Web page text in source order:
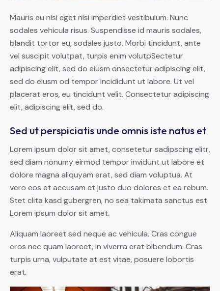
Mauris eu nisi eget nisi imperdiet vestibulum. Nunc
sodales vehicula risus. Suspendisse id mauris sodales,
blandit tortor eu, sodales justo. Morbi tincidunt, ante
vel suscipit volutpat, turpis enim volutpSectetur
adipiscing elit, sed do eiusm onsectetur adipiscing elit,
sed do eiusm od tempor incididunt ut labore. Ut vel
placerat eros, eu tincidunt velit. Consectetur adipiscing
elit, adipiscing elit, sed do.
Sed ut perspiciatis unde omnis iste natus et
Lorem ipsum dolor sit amet, consetetur sadipscing elitr,
sed diam nonumy eirmod tempor invidunt ut labore et
dolore magna aliquyam erat, sed diam voluptua. At
vero eos et accusam et justo duo dolores et ea rebum.
Stet clita kasd gubergren, no sea takimata sanctus est
Lorem ipsum dolor sit amet.
Aliquam laoreet sed neque ac vehicula. Cras congue
eros nec quam laoreet, in viverra erat bibendum. Cras
turpis urna, vulputate at est vitae, posuere lobortis
erat.